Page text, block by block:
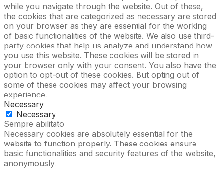
while you navigate through the website. Out of these,
the cookies that are categorized as necessary are stored
on your browser as they are essential for the working
of basic functionalities of the website. We also use third-
party cookies that help us analyze and understand how
you use this website. These cookies will be stored in
your browser only with your consent. You also have the
option to opt-out of these cookies. But opting out of
some of these cookies may affect your browsing
experience.
Necessary
Necessary
Sempre abilitato
Necessary cookies are absolutely essential for the
website to function properly. These cookies ensure
basic functionalities and security features of the website,
anonymously.